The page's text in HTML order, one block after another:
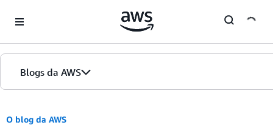
Blogs da AWS
Página inicial
O blog da AWS